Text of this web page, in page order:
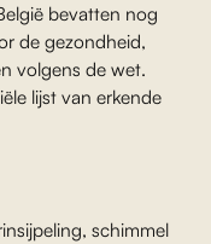
bevatten nog
de gezondheid,
volgens de wet.
lijst van erkende
schimmel